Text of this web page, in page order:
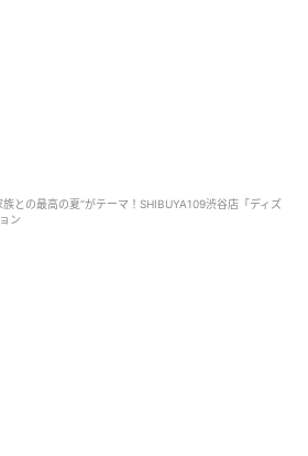
族との最高の夏“がテーマ！SHIBUYA109渋谷店「ディズ
ン